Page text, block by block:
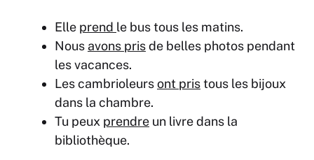
Elle prend le bus tous les matins.
Nous avons prisde belles photos pendant
les vacances.
Les cambrioleursont pristous les bijoux
dans la chambre.
Tu peux prendre un livre dans la
bibliothèque.